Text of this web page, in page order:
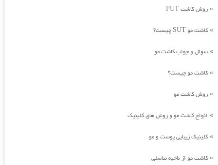
» روش کاشت FUT
» کاشت مو SUT چیست؟
» سوال و جواب کاشت مو
» کاشت مو چیست؟
» روش کاشت مو
» انواع کاشت مو و روش های کلینیک
» کلینیک زیبایی پوست و مو
» کاشت مو از ناحیه تناسلی